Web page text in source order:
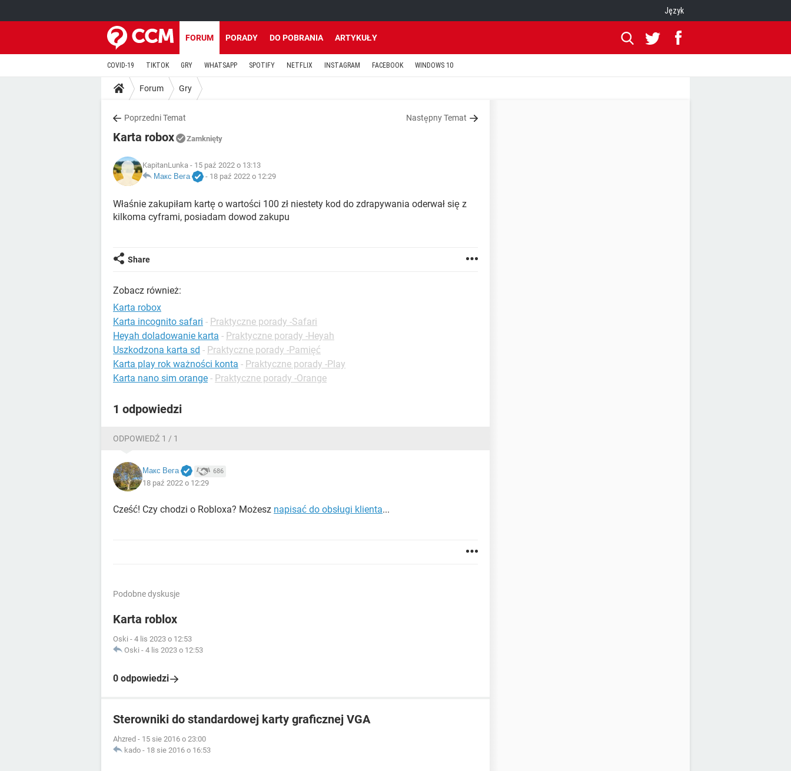
Język
FORUM PORADY DO POBRANIA ARTYKUŁY
COVID-19 TIKTOK GRY WHATSAPP SPOTIFY NETFLIX INSTAGRAM FACEBOOK WINDOWS 10
Forum Gry
Poprzedni Temat Następny Temat
Karta robox Zamknięty
KapitanLunka - 15 paź 2022 o 13:13
Макс Вега
- 18 paź 2022 o 12:29
Właśnie zakupiłam kartę o wartości 100 zł niestety kod do zdrapywania oderwał się z
kilkoma cyframi, posiadam dowod zakupu
Share
Zobacz również:
Karta robox
Karta incognito safari - Praktyczne porady -Safari
Heyah doladowanie karta - Praktyczne porady -Heyah
Uszkodzona karta sd - Praktyczne porady -Pamięć
Karta play rok ważności konta - Praktyczne porady -Play
Karta nano sim orange - Praktyczne porady -Orange
1 odpowiedzi
ODPOWIEDŹ 1 / 1
Макс Вега 686
18 paź 2022 o 12:29
Cześć! Czy chodzi o Robloxa? Możesz napisać do obsługi klienta...
Podobne dyskusje
Karta roblox
Oski - 4 lis 2023 o 12:53
Oski - 4 lis 2023 o 12:53
0 odpowiedzi
Sterowniki do standardowej karty graficznej VGA
Ahzred - 15 sie 2016 o 23:00
kado - 18 sie 2016 o 16:53